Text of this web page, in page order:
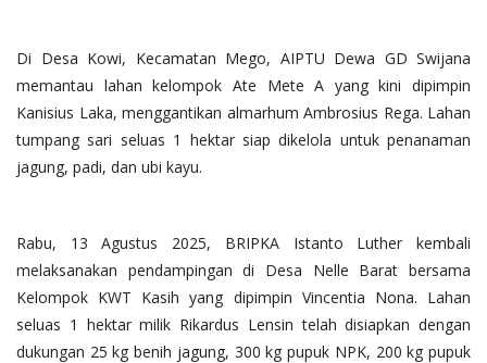
Di Desa Kowi, Kecamatan Mego, AIPTU Dewa GD Swijana
memantau lahan kelompok Ate Mete A yang kini dipimpin
Kanisius Laka, menggantikan almarhum Ambrosius Rega. Lahan
tumpang sari seluas 1 hektar siap dikelola untuk penanaman
jagung, padi, dan ubi kayu.
Rabu, 13 Agustus 2025, BRIPKA Istanto Luther kembali
melaksanakan pendampingan di Desa Nelle Barat bersama
Kelompok KWT Kasih yang dipimpin Vincentia Nona. Lahan
seluas 1 hektar milik Rikardus Lensin telah disiapkan dengan
dukungan 25 kg benih jagung, 300 kg pupuk NPK, 200 kg pupuk